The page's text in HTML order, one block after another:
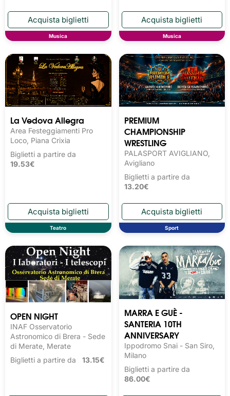
Musica Musica
La Vedova Allegra
Area Festeggiamenti Pro
Loco, Piana Crixia
Biglietti a partire da
19.53€
Teatro
PREMIUM
CHAMPIONSHIP
WRESTLING
PALASPORT AVIGLIANO,
Avigliano
Biglietti a partire da
13.20€
Sport
OPEN NIGHT
INAF Osservatorio
Astronomico di Brera - Sede
di Merate, Merate
Biglietti a partire da 13.15€
MARRA E GUÈ -
SANTERIA 10TH
ANNIVERSARY
Ippodromo Snai - San Siro,
Milano
Biglietti a partire da
86.00€